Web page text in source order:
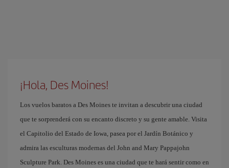
¡Hola, Des Moines!
Los vuelos baratos a Des Moines te invitan a descubrir una ciudad
que te sorprenderá con su encanto discreto y su gente amable. Visita
el Capitolio del Estado de Iowa, pasea por el Jardín Botánico y
admira las esculturas modernas del John and Mary Pappajohn
Sculpture Park. Des Moines es una ciudad que te hará sentir como en